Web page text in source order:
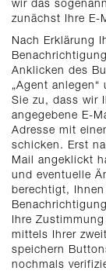
zunächst Ihre E-
Nach Erklärung
Anklicken des
„Agent
Sie zu, dass wir
angegebene E-
Adresse mit
schicken. Erst
Mail angeklickt
und eventuelle
berechtigt,
Ihre
mittels Ihrer
speichern
nochmals